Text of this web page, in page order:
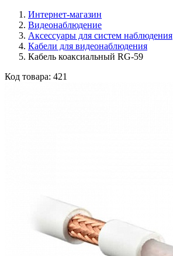
Интернет-магазин
Видеонаблюдение
Аксессуары для систем наблюдения
Кабели для видеонаблюдения
Кабель коаксиальный RG-59
Код товара: 421